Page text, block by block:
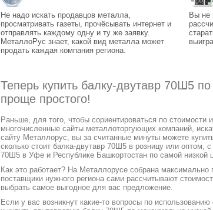
Не надо искать продавцов металла,
просматривать газеты, прочёсывать интернет и
отправлять каждому одну и ту же заявку.
МеталлоРус знает, какой вид металла может
продать каждая компания региона.
Вы не
Теперь купить балку-двутавр 70Ш5
проще простого!
Раньше, для того, чтобы сориентироваться по
многочисленные сайты металлоторгующих компаний,
сайту Металлорус, вы за считанные минуты можете
сколько стоит балка-двутавр 70Ш5 в розницу или оптом,
70Ш5 в Уфе и Республике Башкортостан по самой
Как это работает? На Металлорусе собрана
поставщики нужного региона сами рассчитывают
выбрать самое выгодное для вас предложение.
Если у вас возникнут какие-то вопросы по